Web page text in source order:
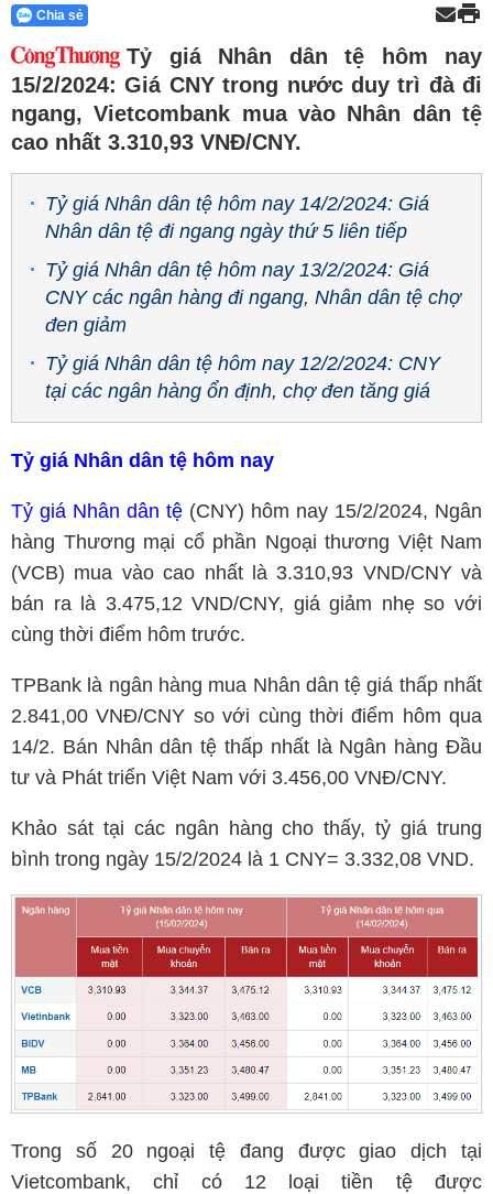
Chia sẻ
Tỷ giá Nhân dân tệ hôm nay
15/2/2024: Giá CNY trong nước duy trì đà đi
ngang, Vietcombank mua vào Nhân dân tệ
cao nhất 3.310,93 VNĐ/CNY.
Tỷ giá Nhân dân tệ hôm nay 14/2/2024: Giá
Nhân dân tệ đi ngang ngày thứ 5 liên tiếp
Tỷ giá Nhân dân tệ hôm nay 13/2/2024: Giá
CNY các ngân hàng đi ngang, Nhân dân tệ chợ
đen giảm
Tỷ giá Nhân dân tệ hôm nay 12/2/2024: CNY
tại các ngân hàng ổn định, chợ đen tăng giá
Tỷ giá Nhân dân tệ hôm nay
Tỷ giá Nhân dân tệ (CNY) hôm nay 15/2/2024, Ngân
hàng Thương mại cổ phần Ngoại thương Việt Nam
(VCB) mua vào cao nhất là 3.310,93 VND/CNY và
bán ra là 3.475,12 VND/CNY, giá giảm nhẹ so với
cùng thời điểm hôm trước.
TPBank là ngân hàng mua Nhân dân tệ giá thấp nhất
2.841,00 VNĐ/CNY so với cùng thời điểm hôm qua
14/2. Bán Nhân dân tệ thấp nhất là Ngân hàng Đầu
tư và Phát triển Việt Nam với 3.456,00 VNĐ/CNY.
Khảo sát tại các ngân hàng cho thấy, tỷ giá trung
bình trong ngày 15/2/2024 là 1 CNY= 3.332,08 VND.
Trong số 20 ngoại tệ đang được giao dịch tại
Vietcombank, chỉ có 12 loại tiền tệ được